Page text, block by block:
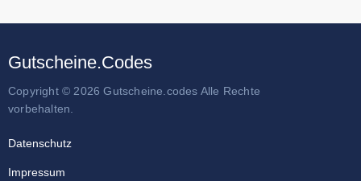
Gutscheine.Codes
Copyright © 2026 Gutscheine.codes Alle Rechte
vorbehalten.
Datenschutz
Impressum